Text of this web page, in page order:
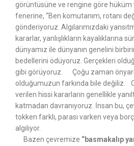
görüntüsüne ve rengine göre hüküm
fenerine, “Ben komutanım, rotanı
gönderiyoruz. Algılarımızdaki
kararlar, yanlışlıkların kayalıklarına
dünyamız ile dünyanın genelini
bedellerini ödüyoruz. Gerçekleri
gibi görüyoruz. Çoğu zaman
olduğumuzun farkında bile değiliz.
verilen hissi kararların genellikle
katmadan davranıyoruz. İnsan bu,
tokken farklı, parası varken veya
algılıyor.
Bazen çevremize “basmakalıp